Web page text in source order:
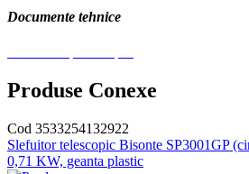
Documente tehnice
Produse Conexe
Cod 3533254132922
Slefuitor telescopic Bisonte SP3001GP
0,71 KW, geanta plastic